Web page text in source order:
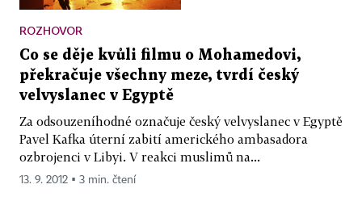
ROZHOVOR
Co se děje kvůli filmu o Mohamedovi,
překračuje všechny meze, tvrdí český
velvyslanec v Egyptě
Za odsouzeníhodné označuje český velvyslanec v Egyptě
Pavel Kafka úterní zabití amerického ambasadora
ozbrojenci v Libyi. V reakci muslimů na...
13. 9. 2012 ▪ 3 min. čtení